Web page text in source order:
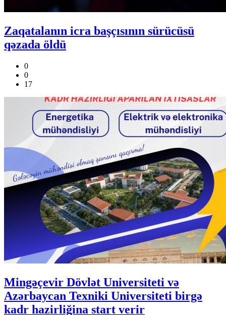
Zaqatalanın icra başçısının sürücüsü
qəzada öldü
0
0
17
Mingəçevir Dövlət Universiteti və
Azərbaycan Texniki Universiteti birgə
kadr hazirliğina start verir